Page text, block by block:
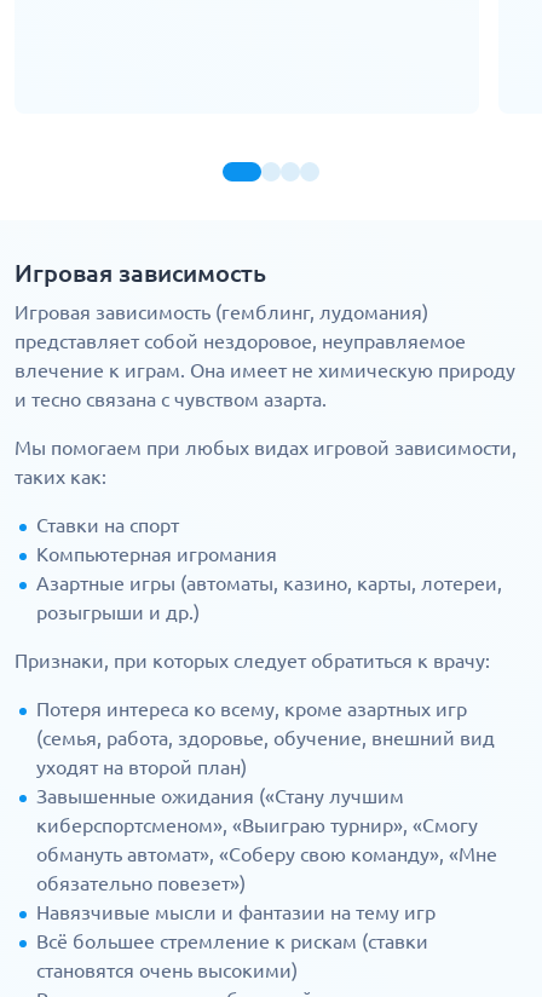
Игровая зависимость
Игровая зависимость (гемблинг, лудомания)
представляет собой нездоровое, неуправляемое
влечение к играм. Она имеет не химическую природу
и тесно связана с чувством азарта.
Мы помогаем при любых видах игровой зависимости,
таких как:
Ставки на спорт
Компьютерная игромания
Азартные игры (автоматы, казино, карты, лотереи,
розыгрыши и др.)
Признаки, при которых следует обратиться к врачу:
Потеря интереса ко всему, кроме азартных игр
(семья, работа, здоровье, обучение, внешний вид
уходят на второй план)
Завышенные ожидания («Стану лучшим
киберспортсменом», «Выиграю турнир», «Смогу
обмануть автомат», «Соберу свою команду», «Мне
обязательно повезет»)
Навязчивые мысли и фантазии на тему игр
Всё большее стремление к рискам (ставки
становятся очень высокими)